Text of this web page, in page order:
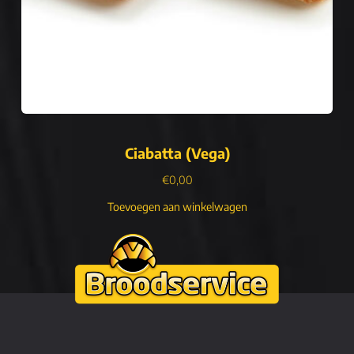
Ciabatta (Vega)
€0,00
Toevoegen aan winkelwagen